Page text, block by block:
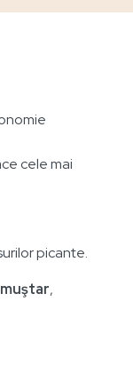
cele mai
picante.
,